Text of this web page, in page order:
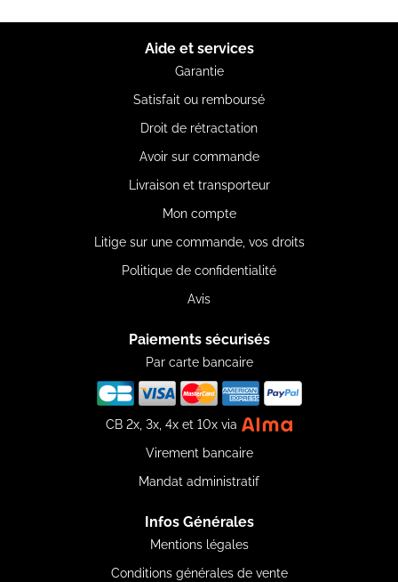
Aide et services
Garantie
Satisfait ou remboursé
Droit de rétractation
Avoir sur commande
Livraison et transporteur
Mon compte
Litige sur une commande, vos droits
Politique de confidentialité
Avis
Paiements sécurisés
Par carte bancaire
CB 2x, 3x, 4x et 10x via
Virement bancaire
Mandat administratif
Infos Générales
Mentions légales
Conditions générales de vente